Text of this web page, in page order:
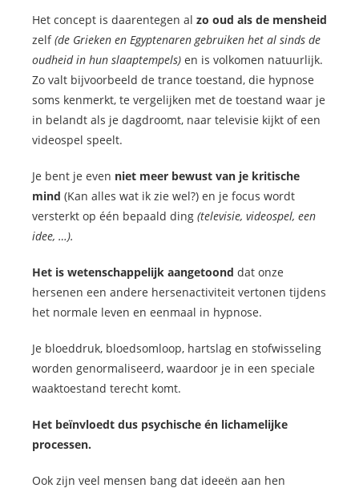
Het concept is daarentegen al zo oud als de mensheid
zelf(de Grieken en Egyptenaren gebruiken het al sinds de
oudheid in hun slaaptempels) en is volkomen natuurlijk.
Zo valt bijvoorbeeld de trance toestand, die hypnose
soms kenmerkt, te vergelijken met de toestand waar je
in belandt als je dagdroomt, naar televisie kijkt of een
videospel speelt.
Je bent je even niet meer bewust van je kritische
mind (Kan alles wat ik zie wel?) en je focus wordt
versterkt op één bepaald ding (televisie, videospel, een
idee, …).
Het is wetenschappelijk aangetoond dat onze
hersenen een andere hersenactiviteit vertonen tijdens
het normale leven en eenmaal in hypnose.
Je bloeddruk, bloedsomloop, hartslag en stofwisseling
worden genormaliseerd, waardoor je in een speciale
waaktoestand terecht komt.
Het beïnvloedt dus psychische én lichamelijke
processen.
Ook zijn veel mensen bang dat ideeën aan hen